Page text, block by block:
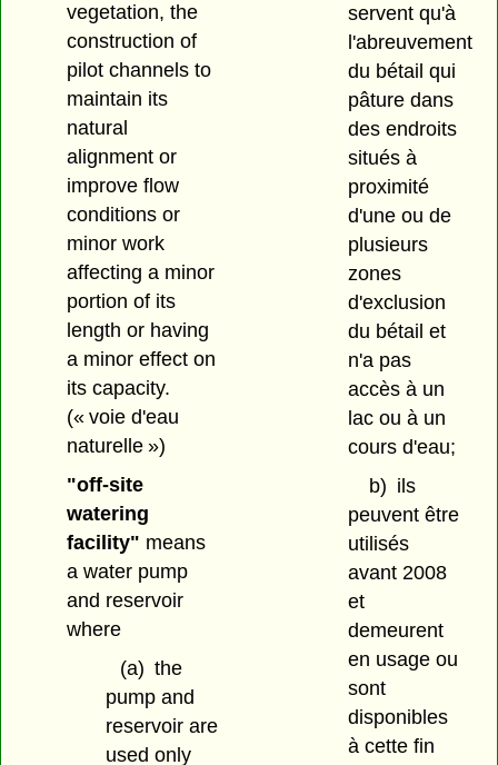
vegetation, the
construction of
pilot channels to
maintain its
natural
alignment or
improve flow
conditions or
minor work
affecting a minor
portion of its
length or having
a minor effect on
its capacity.
(« voie d'eau
naturelle »)
"off-site
watering
facility" means
a water pump
and reservoir
where
(a) the
pump and
reservoir are
used only
servent qu'à
l'abreuvement
du bétail qui
pâture dans
des endroits
situés à
proximité
d'une ou de
plusieurs
zones
d'exclusion
du bétail et
n'a pas
accès à un
lac ou à un
cours d'eau;
b) ils
peuvent être
utilisés
avant 2008
et
demeurent
en usage ou
sont
disponibles
à cette fin